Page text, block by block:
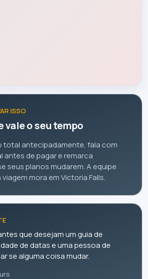
ISSO
vale o seu tempo
total antecipadamente, fala com
antes de pagar e remarca
seus planos mudarem. A equipe
mora em Victoria Falls.
que desejam um guia de
de datas e uma pessoa de
se alguma coisa mudar.